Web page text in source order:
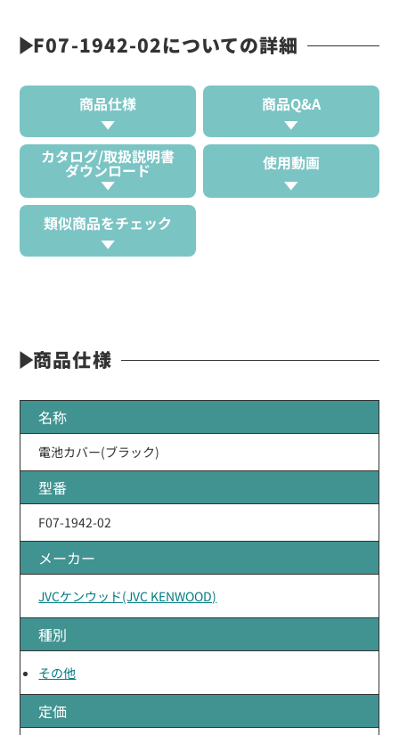
F07-1942-02についての詳細
商品仕様 商品Q&A
カタログ/取扱説明書
ダウンロード 使用動画
類似商品をチェック
商品仕様
名称
電池カバー(ブラック)
型番
F07-1942-02
メーカー
JVCケンウッド(JVC KENWOOD)
種別
その他
定価